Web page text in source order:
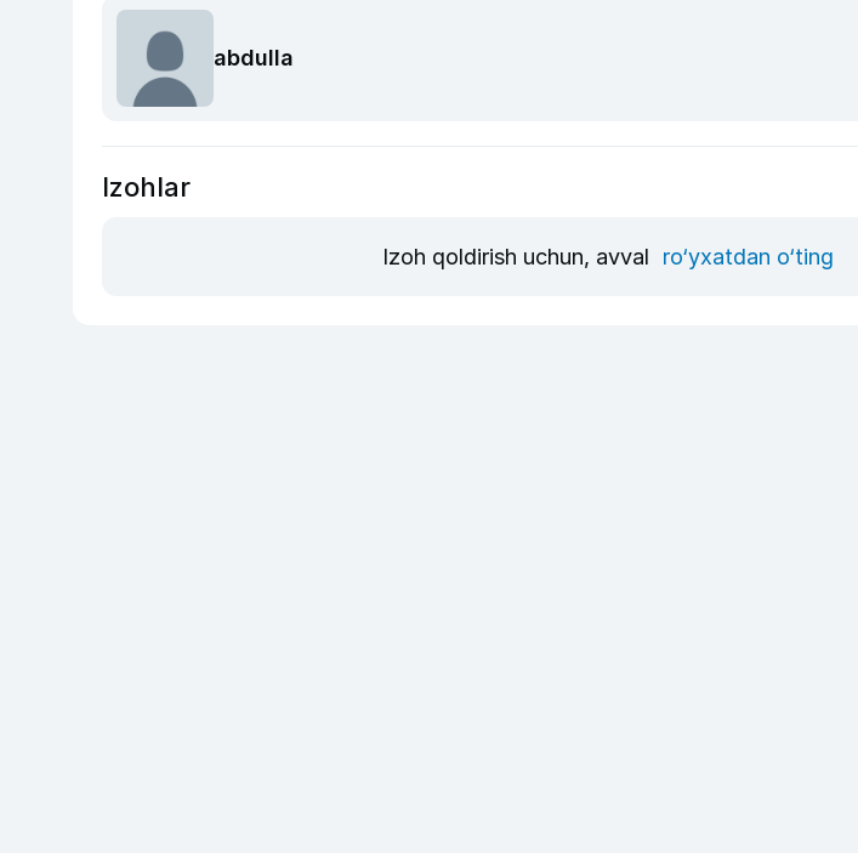
abdulla
Izohlar
Izoh qoldirish uchun, avval ro‘yxatdan o‘ting